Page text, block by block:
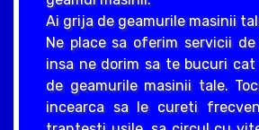
Ai grija de geamurile masinii
Ne place sa oferim servicii
insa ne dorim sa te bucuri
de geamurile masinii tale.
incearca sa le cureti